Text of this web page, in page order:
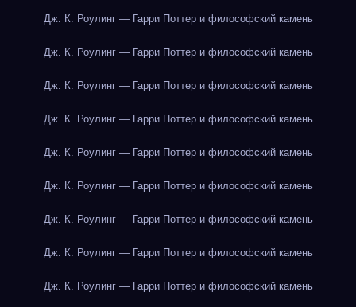
Дж. К. Роулинг — Гарри Поттер и философский камень
Дж. К. Роулинг — Гарри Поттер и философский камень
Дж. К. Роулинг — Гарри Поттер и философский камень
Дж. К. Роулинг — Гарри Поттер и философский камень
Дж. К. Роулинг — Гарри Поттер и философский камень
Дж. К. Роулинг — Гарри Поттер и философский камень
Дж. К. Роулинг — Гарри Поттер и философский камень
Дж. К. Роулинг — Гарри Поттер и философский камень
Дж. К. Роулинг — Гарри Поттер и философский камень